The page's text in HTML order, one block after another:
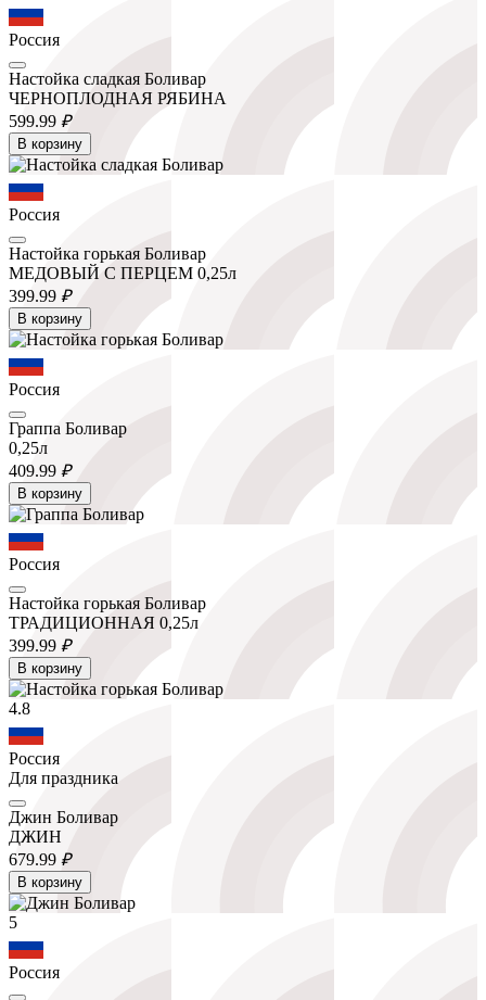
Россия
Настойка сладкая Боливар
ЧЕРНОПЛОДНАЯ РЯБИНА
599.99 ₽
В корзину
Россия
Настойка горькая Боливар
МЕДОВЫЙ С ПЕРЦЕМ 0,25л
399.99 ₽
В корзину
Россия
Граппа Боливар
0,25л
409.99 ₽
В корзину
Россия
Настойка горькая Боливар
ТРАДИЦИОННАЯ 0,25л
399.99 ₽
В корзину
4.8
Россия
Для праздника
Джин Боливар
ДЖИН
679.99 ₽
В корзину
5
Россия